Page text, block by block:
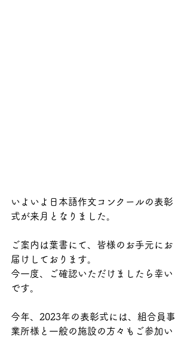
いよいよ日本語作文コンクールの表彰
式が来月となりました。
ご案内は葉書にて、皆様のお手元にお
届けしております。
今一度、ご確認いただけましたら幸い
です。
今年、2023年の表彰式には、組合員事
業所様と一般の施設の方々もご参加い